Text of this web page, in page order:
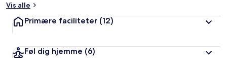
Vis alle
Primære faciliteter (12)
Føl dig hjemme (6)